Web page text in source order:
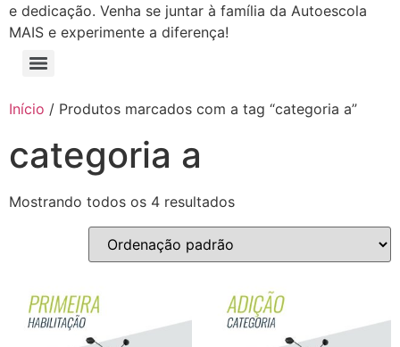
e dedicação. Venha se juntar à família da Autoescola
MAIS e experimente a diferença!
Início / Produtos marcados com a tag “categoria a”
categoria a
Mostrando todos os 4 resultados